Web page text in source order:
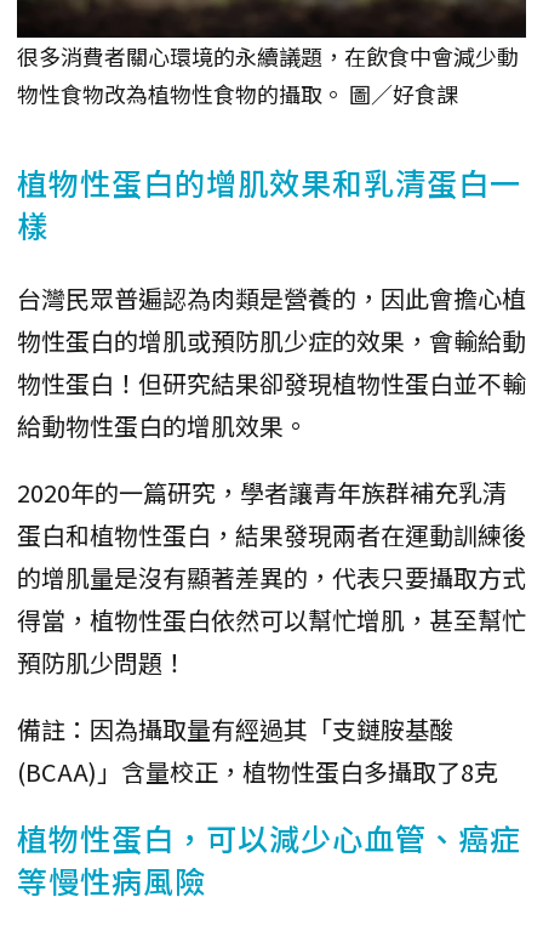
很多消費者關心環境的永續議題，在飲食中會減少動
物性食物改為植物性食物的攝取。 圖／好食課
植物性蛋白的增肌效果和乳清蛋白一
樣
台灣民眾普遍認為肉類是營養的，因此會擔心植
物性蛋白的增肌或預防肌少症的效果，會輸給動
物性蛋白！但研究結果卻發現植物性蛋白並不輸
給動物性蛋白的增肌效果。
2020年的一篇研究，學者讓青年族群補充乳清
蛋白和植物性蛋白，結果發現兩者在運動訓練後
的增肌量是沒有顯著差異的，代表只要攝取方式
得當，植物性蛋白依然可以幫忙增肌，甚至幫忙
預防肌少問題！
備註：因為攝取量有經過其「支鏈胺基酸
(BCAA)」含量校正，植物性蛋白多攝取了8克
植物性蛋白，可以減少心血管、癌症
等慢性病風險